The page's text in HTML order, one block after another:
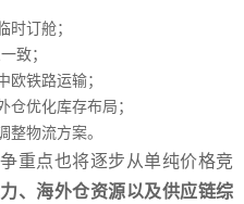
订舱；
致；
铁路运输；
优化库存布局；
物流方案。
重点也将逐步从单纯价格竞
、海外仓资源以及供应链综